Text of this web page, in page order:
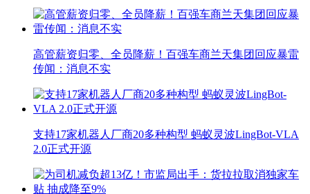
高管薪资归零、全员降薪！百强车商兰天集团回应暴雷
传闻：消息不实
支持17家机器人厂商20多种构型 蚂蚁灵波LingBot-VLA
2.0正式开源